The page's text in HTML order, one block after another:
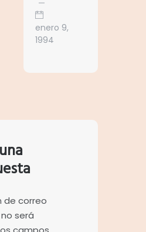
enero 9,
1994
de correo
será